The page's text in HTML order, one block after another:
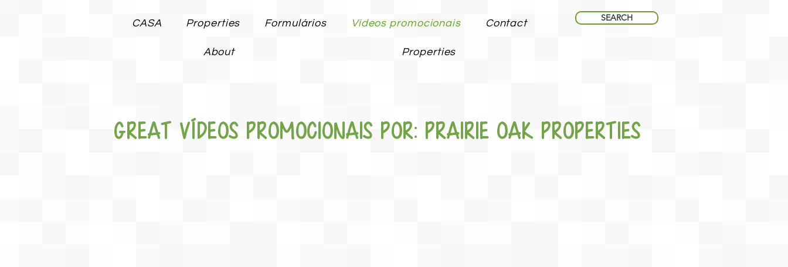
CASA Properties Formulários Vídeos promocionais Contact
About Properties
SEARCH
great Vídeos promocionais por: Prairie Oak Properties